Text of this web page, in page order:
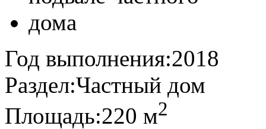
Год выполнения:2018
Раздел:Частный дом
Площадь:220 м2